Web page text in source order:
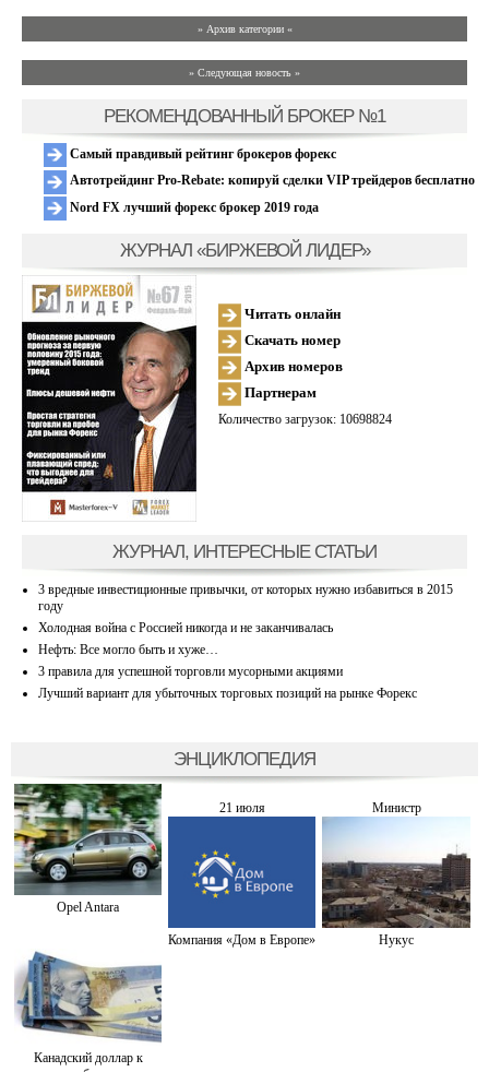
» Архив категории «
» Следующая новость »
РЕКОМЕНДОВАННЫЙ БРОКЕР №1
Самый правдивый рейтинг брокеров форекс
Автотрейдинг Pro-Rebate: копируй сделки VIP трейдеров бесплатно
Nord FX лучший форекс брокер 2019 года
ЖУРНАЛ «БИРЖЕВОЙ ЛИДЕР»
Читать онлайн
Скачать номер
Архив номеров
Партнерам
Количество загрузок: 10698824
ЖУРНАЛ, ИНТЕРЕСНЫЕ СТАТЬИ
3 вредные инвестиционные привычки, от которых нужно избавиться в 2015
году
Холодная война с Россией никогда и не заканчивалась
Нефть: Все могло быть и хуже…
3 правила для успешной торговли мусорными акциями
Лучший вариант для убыточных торговых позиций на рынке Форекс
ЭНЦИКЛОПЕДИЯ
Opel Antara
21 июля Министр
Компания «Дом в Европе» Нукус
Канадский доллар к